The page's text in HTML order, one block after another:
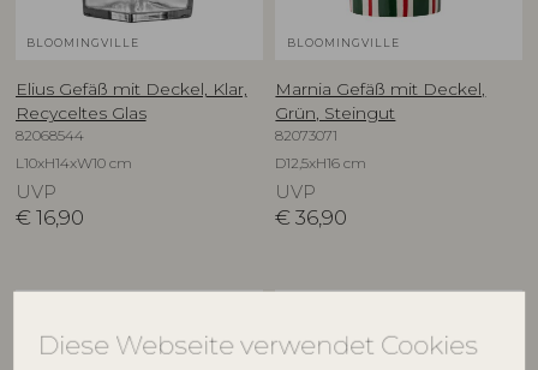
Diese Webseite verwendet Cookies
BLOOMINGVILLE
Elius Gefäß mit Deckel, Klar,
Recyceltes Glas
82068544
L10xH14xW10 cm
UVP
€ 16,90
BLOOMINGVILLE
Marnia Gefäß mit Deckel,
Grün, Steingut
82073071
D12,5xH16 cm
UVP
€ 36,90